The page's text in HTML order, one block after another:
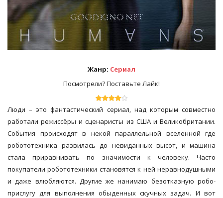
Жанр: Сериал
Посмотрели? Поставьте Лайк!
Люди – это фантастический сериал, над которым совместно
работали режиссёры и сценаристы из США и Великобритании.
События происходят в некой параллельной вселенной где
робототехника развилась до невиданных высот, и машина
стала приравнивать по значимости к человеку. Часто
покупатели робототехники становятся к ней неравнодушными
и даже влюбляются. Другие же нанимаю безотказную робо-
прислугу для выполнения обыденных скучных задач. И вот